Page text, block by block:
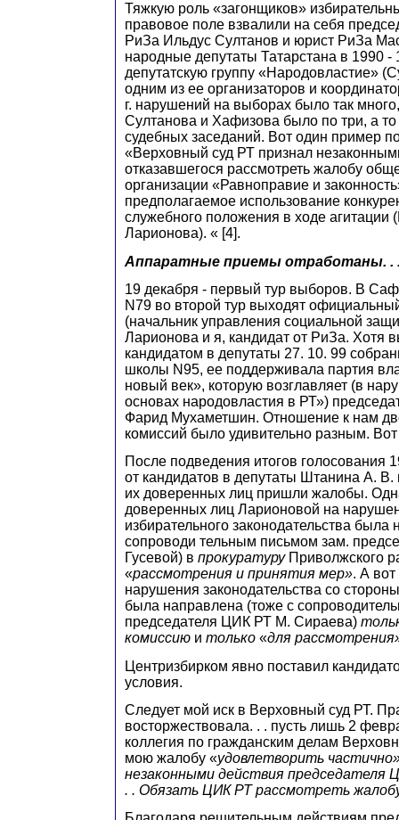
Тяжкую роль «загонщиков»
правовое поле взвалили на себя
РиЗа Ильдус Султанов и юрист РиЗа
народные депутаты Татарстана в 1990 -
депутатскую группу «Народовластие»
одним из ее организаторов и
г. нарушений на выборах было так
Султанова и Хафизова было по три, а то
судебных заседаний. Вот один пример
«Верховный суд РТ признал
отказавшегося рассмотреть жалобу
организации «Равноправие и
предполагаемое использование
служебного положения в ходе агитации
Ларионова). « [4].
Аппаратные приемы отработаны. .
19 декабря - первый тур выборов. В
N79 во второй тур выходят
(начальник управления социальной
Ларионова и я, кандидат от РиЗа. Хотя
кандидатом в депутаты 27. 10. 99
школы N95, ее поддерживала партия
новый век», которую возглавляет (в
основах народовластия в РТ»)
Фарид Мухаметшин. Отношение к нам
комиссий было удивительно разным.
После подведения итогов голосования
от кандидатов в депутаты Штанина А.
их доверенных лиц пришли жалобы.
доверенных лиц Ларионовой на
избирательного законодательства была
сопроводи тельным письмом зам.
Гусевой) в прокуратуруПриволжского
«рассмотрения и принятия мер». А
нарушения законодательства со
была направлена (тоже с
председателя ЦИК РТ М. Сираева)
комиссию и только «для
Центризбирком явно поставил
условия.
Следует мой иск в Верховный суд РТ.
восторжествовала. . . пусть лишь 2
коллегия по гражданским делам
мою жалобу «удовлетворить
незаконными действия председателя
. . Обязать ЦИК РТ рассмотреть